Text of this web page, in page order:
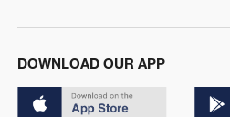
DOWNLOAD OUR APP